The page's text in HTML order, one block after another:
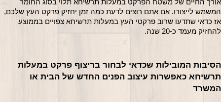
אורך החיים של משטח הפרקט במעלות תרשיחא תלוי בסוג החומר
המשמש לייצורו. אם אתם רוצים לדעת כמה זמן יחזיק פרקט העץ שלכם,
אז כדאי שתדעו שרוב פרקטי העץ במעלות תרשיחא צפויים בממוצע
מעמד כ-20 שנה.
הסיבות המובילות שכדאי לבחור בריצוף פרקט במעלות
תרשיחא כאפשרות עיצוב הפנים החדש של הבית או